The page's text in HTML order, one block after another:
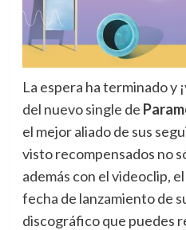
La espera ha terminado y
del nuevo single de
el mejor aliado de sus
visto recompensados no
además con el videoclip,
fecha de lanzamiento de
discográfico que puedes